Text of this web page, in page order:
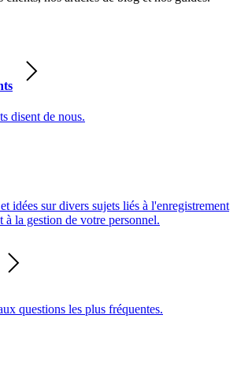
disent de nous.
idées sur divers sujets liés à l'enregistrement
à la gestion de votre personnel.
questions les plus fréquentes.